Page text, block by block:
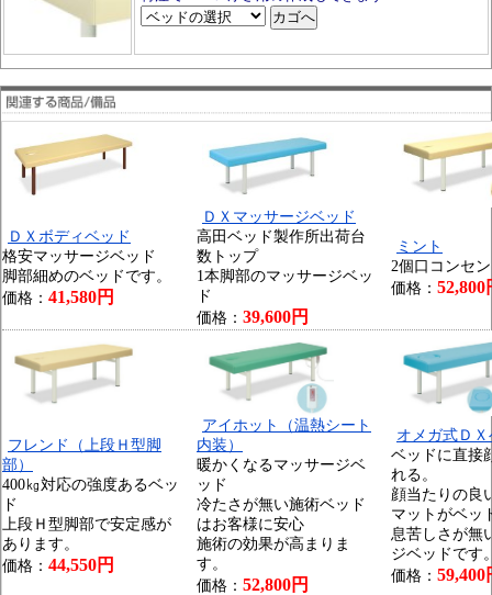
ＤＸボディベッド
格安マッサージベッド
脚部細めのベッドです。
価格： 41,580円
ＤＸマッサージベッド
高田ベッド製作所出荷台
数トップ
1本脚部のマッサージベッ
ド
価格： 39,600円
ミント
2個口コンセ
価格： 52,800
フレンド（上段Ｈ型脚
部）
400㎏対応の強度あるベッ
ド
上段Ｈ型脚部で安定感が
あります。
価格： 44,550円
アイホット（温熱シート
内装）
暖かくなるマッサージベ
ッド
冷たさが無い施術ベッド
はお客様に安心
施術の効果が高まりま
す。
価格： 52,800円
オメガ式Ｄ
ベッドに直接
れる。
顔当たりの良
マットがベッ
息苦しさが無
ジベッドです
価格： 59,400